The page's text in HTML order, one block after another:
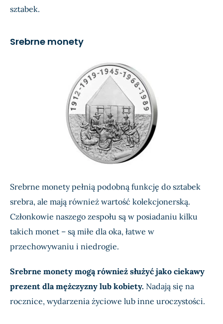
sztabek.
Srebrne monety
Srebrne monety pełnią podobną funkcję do sztabek
srebra, ale mają również wartość kolekcjonerską.
Członkowie naszego zespołu są w posiadaniu kilku
takich monet – są miłe dla oka, łatwe w
przechowywaniu i niedrogie.
Srebrne monety mogą również służyć jako ciekawy
prezent dla mężczyzny lub kobiety. Nadają się na
rocznice, wydarzenia życiowe lub inne uroczystości.